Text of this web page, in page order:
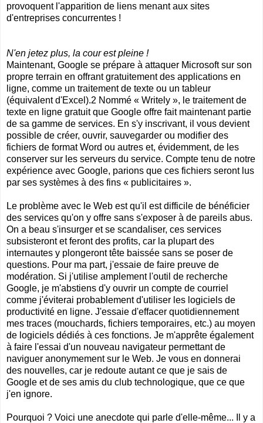
provoquent l'apparition de liens menant aux sites
d'entreprises concurrentes !
N'en jetez plus, la cour est pleine !
Maintenant, Google se prépare à attaquer Microsoft sur son
propre terrain en offrant gratuitement des applications en
ligne, comme un traitement de texte ou un tableur
(équivalent d'Excel).2 Nommé « Writely », le traitement de
texte en ligne gratuit que Google offre fait maintenant partie
de sa gamme de services. En s'y inscrivant, il vous devient
possible de créer, ouvrir, sauvegarder ou modifier des
fichiers de format Word ou autres et, évidemment, de les
conserver sur les serveurs du service. Compte tenu de notre
expérience avec Google, parions que ces fichiers seront lus
par ses systèmes à des fins « publicitaires ».
Le problème avec le Web est qu'il est difficile de bénéficier
des services qu'on y offre sans s'exposer à de pareils abus.
On a beau s'insurger et se scandaliser, ces services
subsisteront et feront des profits, car la plupart des
internautes y plongeront tête baissée sans se poser de
questions. Pour ma part, j'essaie de faire preuve de
modération. Si j'utilise amplement l'outil de recherche
Google, je m'abstiens d'y ouvrir un compte de courriel
comme j'éviterai probablement d'utiliser les logiciels de
productivité en ligne. J'essaie d'effacer quotidiennement
mes traces (mouchards, fichiers temporaires, etc.) au moyen
de logiciels dédiés à ces fonctions. Je m'apprête également
à faire l'essai d'un nouveau navigateur permettant de
naviguer anonymement sur le Web. Je vous en donnerai
des nouvelles, car je redoute autant ce que je sais de
Google et de ses amis du club technologique, que ce que
j'en ignore.
Pourquoi ? Voici une anecdote qui parle d'elle-même... Il y a